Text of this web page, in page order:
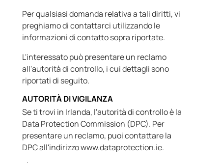
Per qualsiasi domanda relativa a tali diritti, vi
preghiamo di contattarci utilizzando le
informazioni di contatto sopra riportate.
L'interessato può presentare un reclamo
all'autorità di controllo, i cui dettagli sono
riportati di seguito.
AUTORITÀ DI VIGILANZA
Se ti trovi in Irlanda, l'autorità di controllo è la
Data Protection Commission (DPC). Per
presentare un reclamo, puoi contattare la
DPC all'indirizzo www.dataprotection.ie.